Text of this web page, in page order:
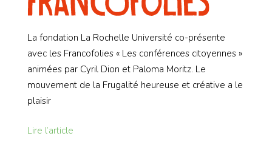
La fondation La Rochelle Université co-présente
avec les Francofolies « Les conférences citoyennes »
animées par Cyril Dion et Paloma Moritz. Le
mouvement de la Frugalité heureuse et créative a le
plaisir
Lire l’article